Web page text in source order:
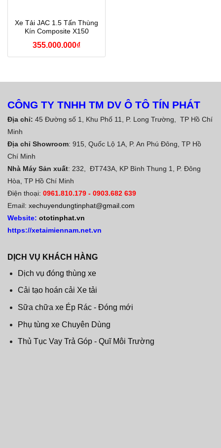
Xe Tải JAC 1.5 Tấn Thùng
Kín Composite X150
355.000.000₫
CÔNG TY TNHH TM DV Ô TÔ TÍN PHÁT
Địa chỉ: 45 Đường số 1, Khu Phố 11, P. Long Trường, TP Hồ Chí
Minh
Địa chỉ Showroom: 915, Quốc Lộ 1A, P. An Phú Đông, TP Hồ
Chí Minh
Nhà Máy Sản xuất: 232, ĐT743A, KP Bình Thung 1, P. Đông
Hòa, TP Hồ Chí Minh
Điện thoại: 0961.810.179 - 0903.682 639
Email: xechuyendungtinphat@gmail.com
Website: ototinphat.vn
https://xetaimiennam.net.vn
DỊCH VỤ KHÁCH HÀNG
Dịch vụ đóng thùng xe
Cải tạo hoán cải Xe tải
Sữa chữa xe Ép Rác - Đóng mới
Phụ tùng xe Chuyên Dùng
Thủ Tục Vay Trả Góp - Quĩ Môi Trường